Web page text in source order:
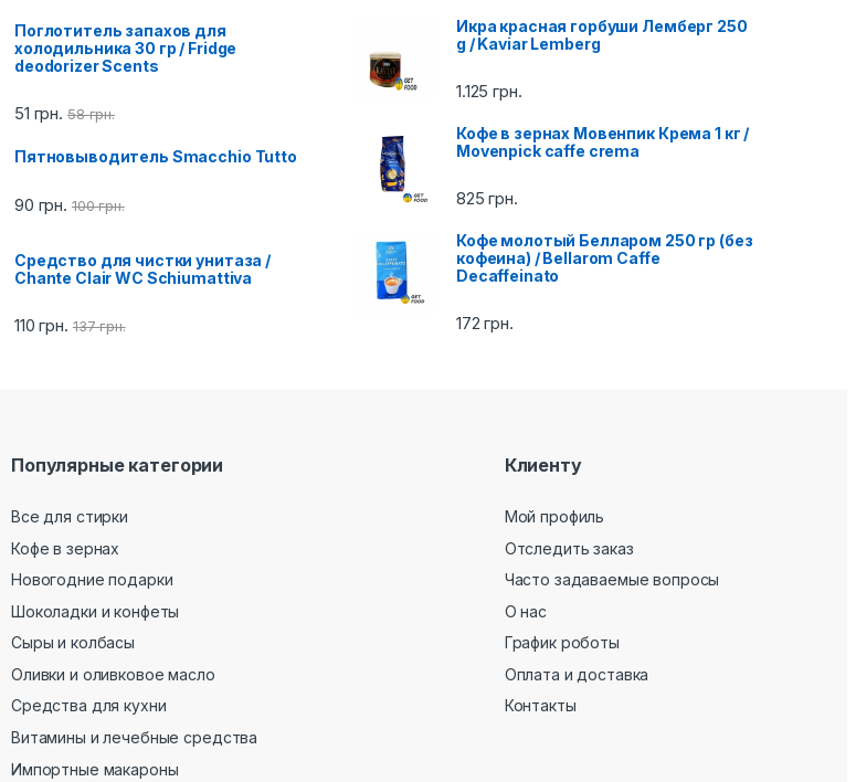
Поглотитель запахов для
холодильника 30 гр / Fridge
deodorizer Scents
51 грн. 58грн.
Пятновыводитель Smacchio Tutto
90 грн. 100грн.
Cредство для чистки унитаза /
Chante Clair WC Schiumattiva
110грн. 137грн.
Икра красная горбуши Лемберг 250
g / Kaviar Lemberg
1.125грн.
Кофе в зернах Мовенпик Крема 1 кг /
Movenpick caffe crema
825грн.
Кофе молотый Белларом 250 гр (без
кофеина) / Bellarom Caffe
Decaffeinato
172грн.
Популярные категории
Все для стирки
Кофе в зернах
Новогодние подарки
Шоколадки и конфеты
Сыры и колбасы
Оливки и оливковое масло
Средства для кухни
Витамины и лечебные средства
Импортные макароны
Клиенту
Мой профиль
Отследить заказ
Часто задаваемые вопросы
О нас
График роботы
Оплата и доставка
Контакты